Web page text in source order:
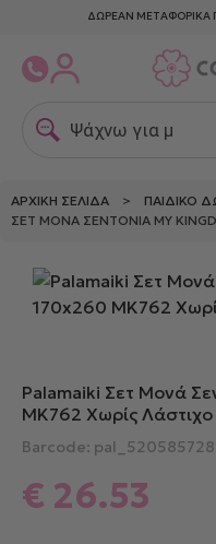
ΔΩΡΕΑΝ ΜΕΤΑΦΟΡΙΚΑ
Ψάχνω για μετα
ΑΡΧΙΚΉ ΣΕΛΊΔΑ > ΠΑΙΔΙΚΌ
ΣΕΤ ΜΟΝΆ ΣΕΝΤΌΝΙΑ MY
Palamaiki Σετ Μονά
MK762 Χωρίς Λάστιχο
Barcode:
€ 26.53